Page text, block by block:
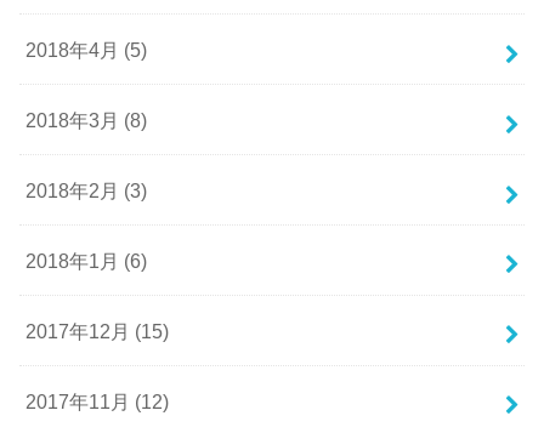
2018年4月 (5)
2018年3月 (8)
2018年2月 (3)
2018年1月 (6)
2017年12月 (15)
2017年11月 (12)